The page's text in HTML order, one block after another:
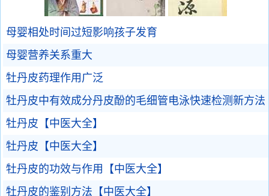
母婴相处时间过短影响孩子发育
母婴营养关系重大
牡丹皮药理作用广泛
牡丹皮中有效成分丹皮酚的毛细管电泳快速检测新方法
牡丹皮【中医大全】
牡丹皮【中医大全】
牡丹皮的功效与作用【中医大全】
牡丹皮的鉴别方法【中医大全】